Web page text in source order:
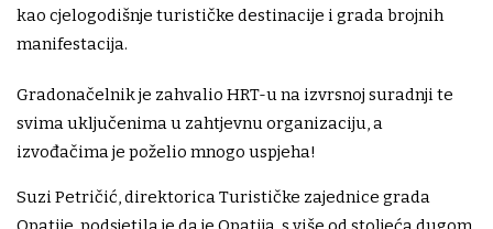
kao cjelogodišnje turističke destinacije i grada brojnih
manifestacija.
Gradonačelnik je zahvalio HRT-u na izvrsnoj suradnji te
svima uključenima u zahtjevnu organizaciju, a
izvođačima je poželio mnogo uspjeha!
Suzi Petričić, direktorica Turističke zajednice grada